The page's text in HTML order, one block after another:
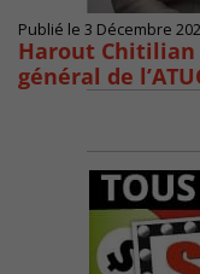
Publié le 3 Décembre
Harout
général de